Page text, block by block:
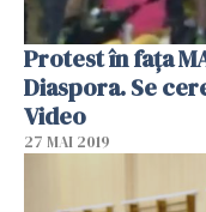
Protest în fața
Diaspora. Se
Video
27 MAI 2019